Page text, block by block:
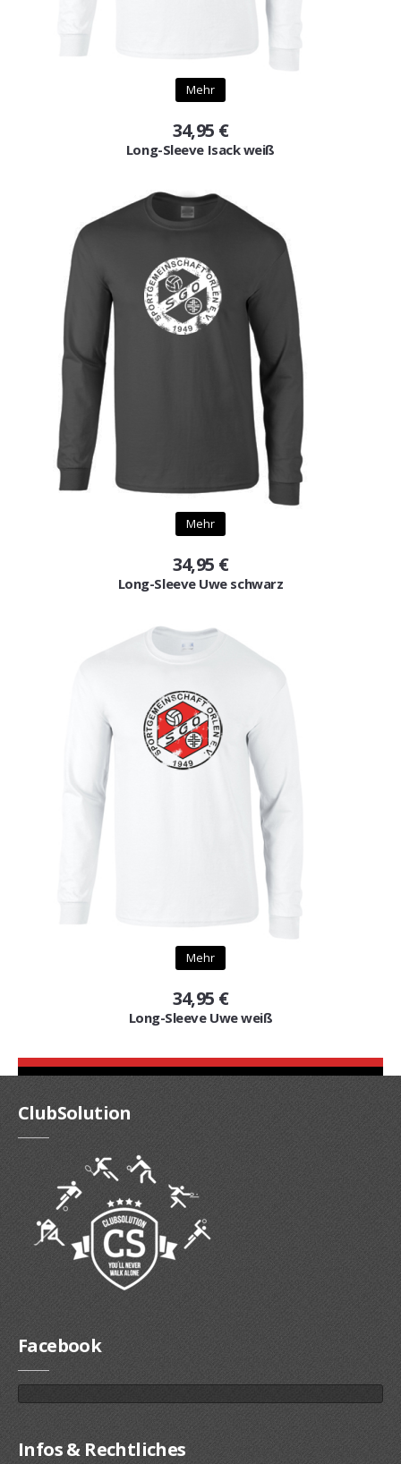
Mehr
34,95 €
Long-Sleeve Isack weiß
Mehr
34,95 €
Long-Sleeve Uwe schwarz
Mehr
34,95 €
Long-Sleeve Uwe weiß
ClubSolution
Facebook
Infos & Rechtliches